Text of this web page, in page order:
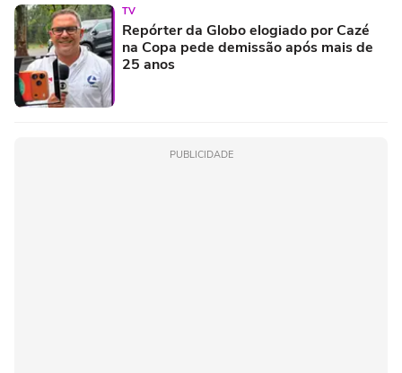
TV
Repórter da Globo elogiado por Cazé
na Copa pede demissão após mais de
25 anos
PUBLICIDADE